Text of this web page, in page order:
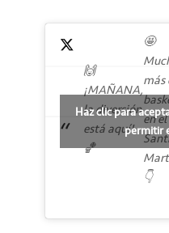
🙌
¡MAÑANA,
la diversión
está aquí!
🏀
🤩
más
en el
👇
Haz clic para
permitir